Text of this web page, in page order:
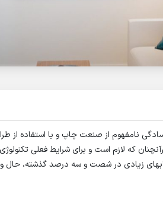
نامفهوم از صنعت چاپ و با استفاده از
که لازم است و برای شرایط فعلی
زیادی در شصت و سه درصد گذشته، حال